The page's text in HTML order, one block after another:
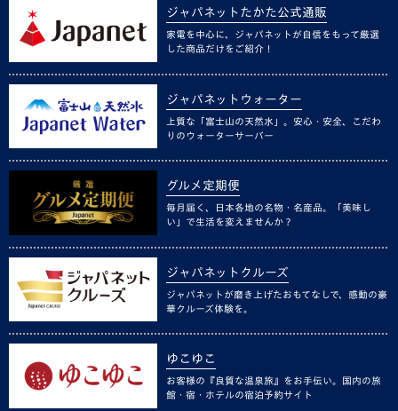
ジャパネットたかた公式通販
家電を中心に、ジャパネットが自信をもって厳選
した商品だけをご紹介！
ジャパネットウォーター
上質な「富士山の天然水」。安心・安全、こだわ
りのウォーターサーバー
グルメ定期便
毎月届く、日本各地の名物・名産品。「美味し
い」で生活を変えませんか？
ジャパネットクルーズ
ジャパネットが磨き上げたおもてなしで、感動の豪
華クルーズ体験を。
ゆこゆこ
お客様の『良質な温泉旅』をお手伝い。国内の旅
館・宿・ホテルの宿泊予約サイト